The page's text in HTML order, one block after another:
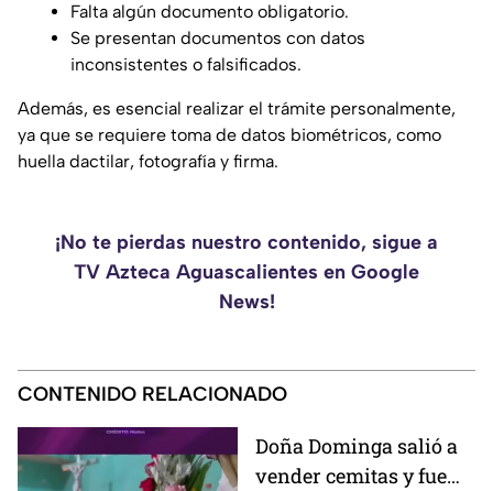
Falta algún documento obligatorio.
Se presentan documentos con datos
inconsistentes o falsificados.
Además, es esencial realizar el trámite personalmente,
ya que se requiere toma de datos biométricos, como
huella dactilar, fotografía y firma.
¡No te pierdas nuestro contenido, sigue a
TV Azteca Aguascalientes en Google
News!
CONTENIDO RELACIONADO
Doña Dominga salió a
vender cemitas y fue